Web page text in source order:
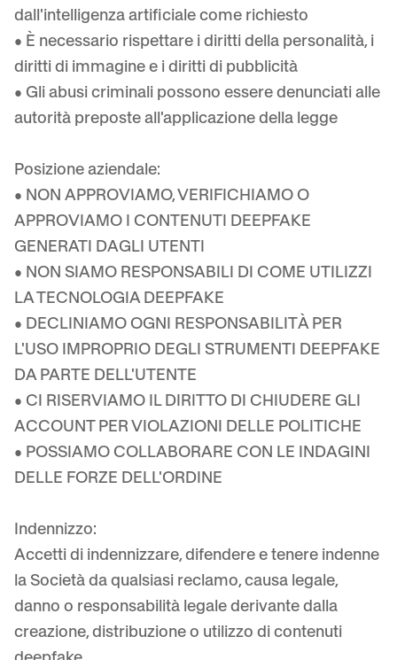
dall'intelligenza artificiale come richiesto
• È necessario rispettare i diritti della personalità, i
diritti di immagine e i diritti di pubblicità
• Gli abusi criminali possono essere denunciati alle
autorità preposte all'applicazione della legge
Posizione aziendale:
• NON APPROVIAMO, VERIFICHIAMO O
APPROVIAMO I CONTENUTI DEEPFAKE
GENERATI DAGLI UTENTI
• NON SIAMO RESPONSABILI DI COME UTILIZZI
LA TECNOLOGIA DEEPFAKE
• DECLINIAMO OGNI RESPONSABILITÀ PER
L'USO IMPROPRIO DEGLI STRUMENTI DEEPFAKE
DA PARTE DELL'UTENTE
• CI RISERVIAMO IL DIRITTO DI CHIUDERE GLI
ACCOUNT PER VIOLAZIONI DELLE POLITICHE
• POSSIAMO COLLABORARE CON LE INDAGINI
DELLE FORZE DELL'ORDINE
Indennizzo:
Accetti di indennizzare, difendere e tenere indenne
la Società da qualsiasi reclamo, causa legale,
danno o responsabilità legale derivante dalla
creazione, distribuzione o utilizzo di contenuti